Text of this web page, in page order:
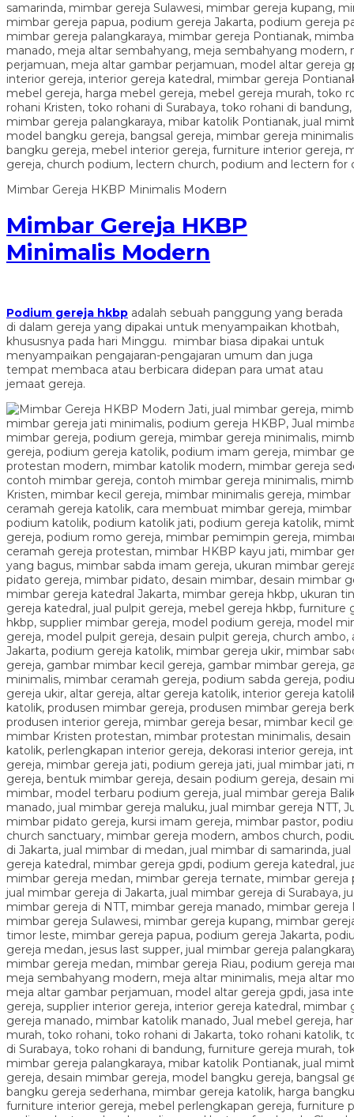
Mimbar Gereja HKBP Minimalis Modern
Mimbar Gereja HKBP
Minimalis Modern
Podium gereja hkbp adalah sebuah panggung yang berada
di dalam gereja yang dipakai untuk menyampaikan khotbah,
khususnya pada hari Minggu. mimbar biasa dipakai untuk
menyampaikan pengajaran-pengajaran umum dan juga
tempat membaca atau berbicara didepan para umat atau
jemaat gereja.